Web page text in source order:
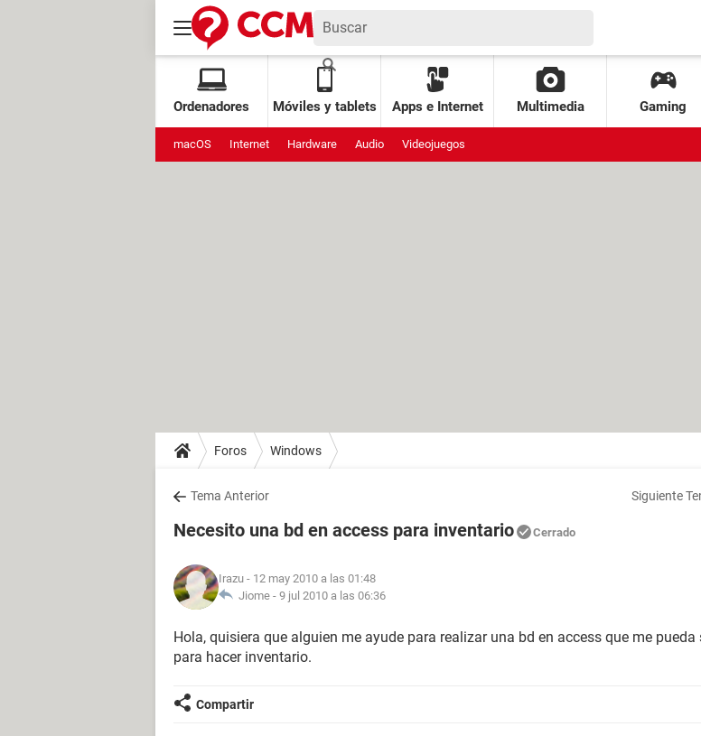
Ordenadores Móviles y tablets Apps e Internet Multimedia Gaming
macOS Internet Hardware Audio Videojuegos
Foros Windows
Tema Anterior Siguiente
Necesito una bd en access para inventario Cerrado
Irazu - 12 may 2010 a las 01:48
Jiome - 9 jul 2010 a las 06:36
Hola, quisiera que alguien me ayude para realizar una bd en access que me pueda
para hacer inventario.
Compartir